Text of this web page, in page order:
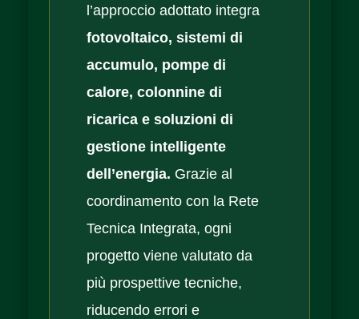
l’approccio adottato integra
fotovoltaico, sistemi di
accumulo, pompe di
calore, colonnine di
ricarica e soluzioni di
gestione intelligente
dell’energia. Grazie al
coordinamento con la Rete
Tecnica Integrata, ogni
progetto viene valutato da
più prospettive tecniche,
riducendo errori e